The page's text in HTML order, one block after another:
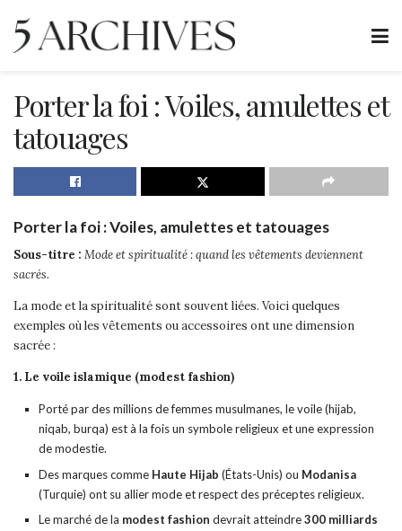
Porter la foi : Voiles, amulettes et
tatouages
Porter la foi : Voiles, amulettes et tatouages
Sous-titre : Mode et spiritualité : quand les vêtements deviennent
sacrés.
La mode et la spiritualité sont souvent liées. Voici quelques
exemples où les vêtements ou accessoires ont une dimension
sacrée :
1. Le voile islamique (modest fashion)
Porté par des millions de femmes musulmanes, le voile (hijab,
niqab, burqa) est à la fois un symbole religieux et une expression
de modestie.
Des marques comme Haute Hijab (États-Unis) ou Modanisa
(Turquie) ont su allier mode et respect des préceptes religieux.
Le marché de la modest fashion devrait atteindre300 milliards